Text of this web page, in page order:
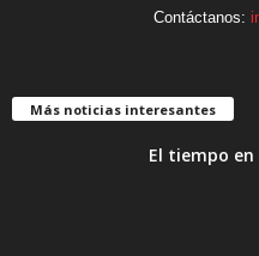
Contáctanos:
Más noticias interesantes
El tiempo en